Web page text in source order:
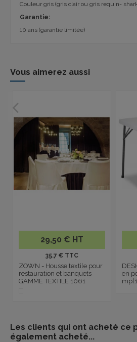
Couleur gris (gris clair ou gris requin-
Garantie:
10 ans (garantie limitée)
Vous aimerez aussi
29,50 € HT
35.7 € TTC
ZOWN - Housse textile pour
restauration et banquets
GAMME TEXTILE 1061
en
Les clients qui ont acheté ce
également acheté...